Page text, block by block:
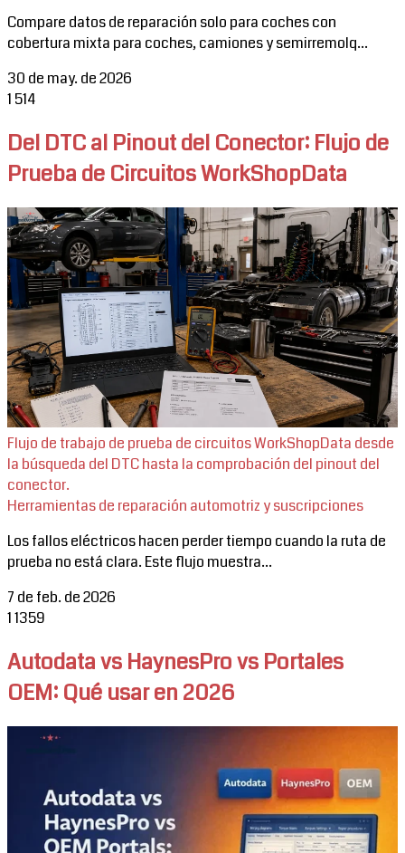
Compare datos de reparación solo para coches con
cobertura mixta para coches, camiones y semirremolq...
30 de may. de 2026
1 514
Del DTC al Pinout del Conector: Flujo de
Prueba de Circuitos WorkShopData
Flujo de trabajo de prueba de circuitos WorkShopData desde
la búsqueda del DTC hasta la comprobación del pinout del
conector.
Herramientas de reparación automotriz y suscripciones
Los fallos eléctricos hacen perder tiempo cuando la ruta de
prueba no está clara. Este flujo muestra...
7 de feb. de 2026
11359
Autodata vs HaynesPro vs Portales
OEM: Qué usar en 2026